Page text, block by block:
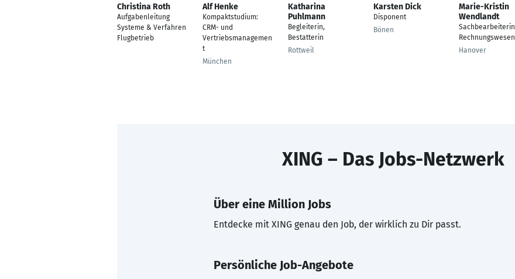
Christina Roth
Aufgabenleitung
Systeme & Verfahren
Flugbetrieb
Alf Henke
Kompaktstudium:
CRM- und
Vertriebsmanagemen
t
München
Katharina
Puhlmann
Begleiterin,
Bestatterin
Rottweil
Karsten Dick
Disponent
Bönen
Marie-Kristin
Wendlandt
Sachbearbeiterin
Rechnungswesen
Hanover
XING – Das Jobs-Netzwerk
Über eine Million Jobs
Entdecke mit XING genau den Job, der wirklich zu Dir passt.
Persönliche Job-Angebote